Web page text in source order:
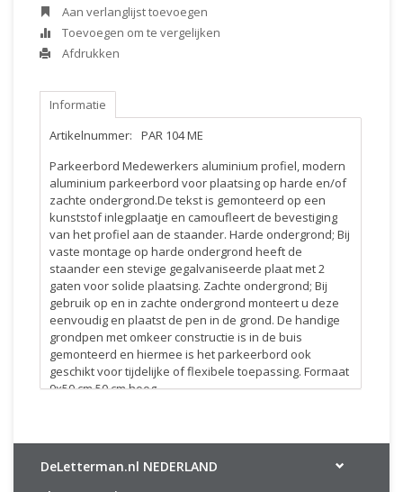
Aan verlanglijst toevoegen
Toevoegen om te vergelijken
Afdrukken
Informatie
Artikelnummer:
PAR 104 ME
Parkeerbord Medewerkers aluminium profiel, modern
aluminium parkeerbord voor plaatsing op harde en/of
zachte ondergrond.De tekst is gemonteerd op een
kunststof inlegplaatje en camoufleert de bevestiging
van het profiel aan de staander. Harde ondergrond; Bij
vaste montage op harde ondergrond heeft de
staander een stevige gegalvaniseerde plaat met 2
gaten voor solide plaatsing. Zachte ondergrond; Bij
gebruik op en in zachte ondergrond monteert u deze
eenvoudig en plaatst de pen in de grond. De handige
grondpen met omkeer constructie is in de buis
gemonteerd en hiermee is het parkeerbord ook
geschikt voor tijdelijke of flexibele toepassing. Formaat
9x50 cm 50 cm hoog.
DeLetterman.nl NEDERLAND